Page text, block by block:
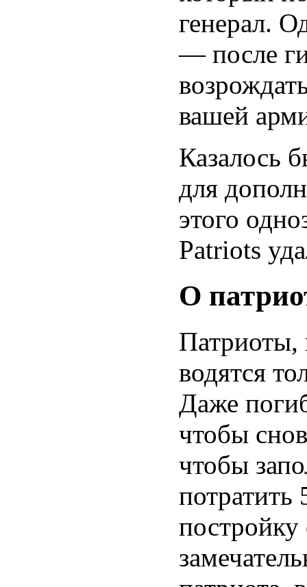
генерал.
— после
вашей
Казалось
для
этого
Patriots
О
Патриоты,
водятся
Даже
чтобы
чтобы
потратить
постройку